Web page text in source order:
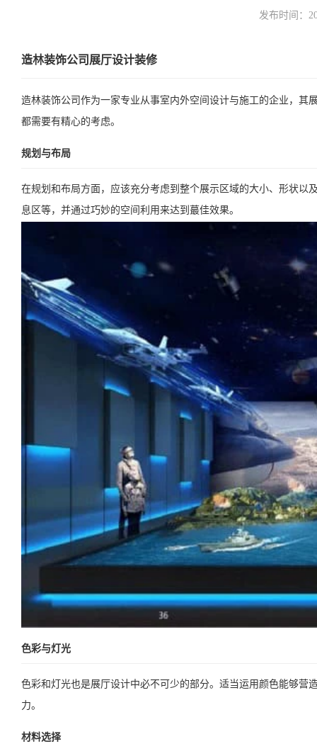
发布时间：
造林装饰公司展厅设计装修
造林装饰公司作为一家专业从事室内外空间设计与施工的企业，
都需要有精心的考虑。
规划与布局
在规划和布局方面，应该充分考虑到整个展示区域的大小、形状
息区等，并通过巧妙的空间利用来达到蕞佳效果。
色彩与灯光
色彩和灯光也是展厅设计中必不可少的部分。适当运用颜色能够
力。
材料选择